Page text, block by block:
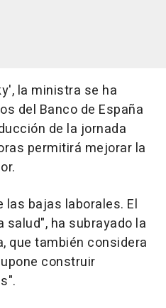
la ministra se ha
del Banco de España
de la jornada
permitirá mejorar la
las bajas laborales. El
ha subrayado la
que también considera
construir